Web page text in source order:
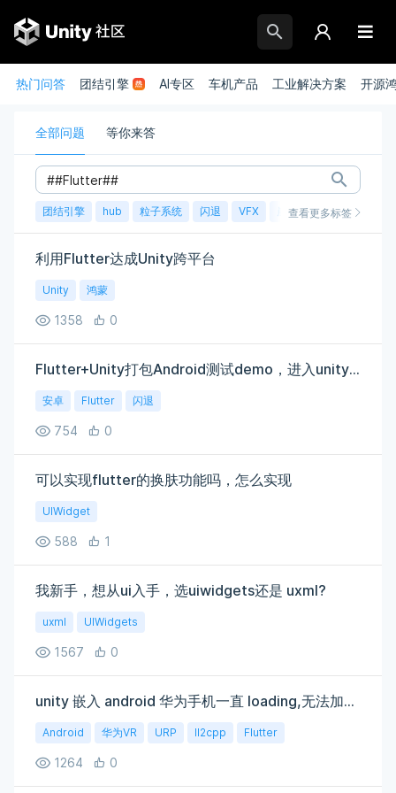
热门问答 团结引擎 AI专区 车机产品 工业解决方案 开源
全部问题 等你来答
团结引擎 hub 粒子系统 闪退 VFX 崩溃 账号 渲染
查看更多标签
利用Flutter达成Unity跨平台
Unity 鸿蒙
1358 0
Flutter+Unity打包Android测试demo，进入unity界面就闪退
安卓 Flutter 闪退
754 0
可以实现flutter的换肤功能吗，怎么实现
UIWidget
588 1
我新手，想从ui入手，选uiwidgets还是 uxml?
uxml UIWidgets
1567 0
unity 嵌入 android 华为手机一直 loading,无法加载初始场景
Android 华为VR URP Il2cpp Flutter
1264 0